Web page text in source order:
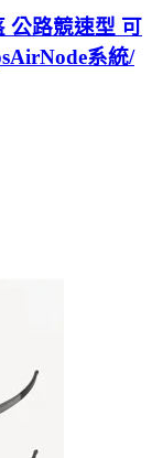
公路競速型 可
系統/